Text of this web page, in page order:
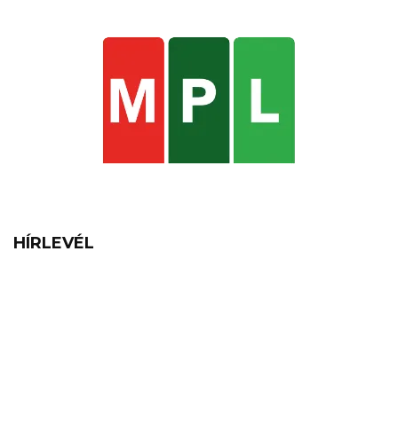
HÍRLEVÉL